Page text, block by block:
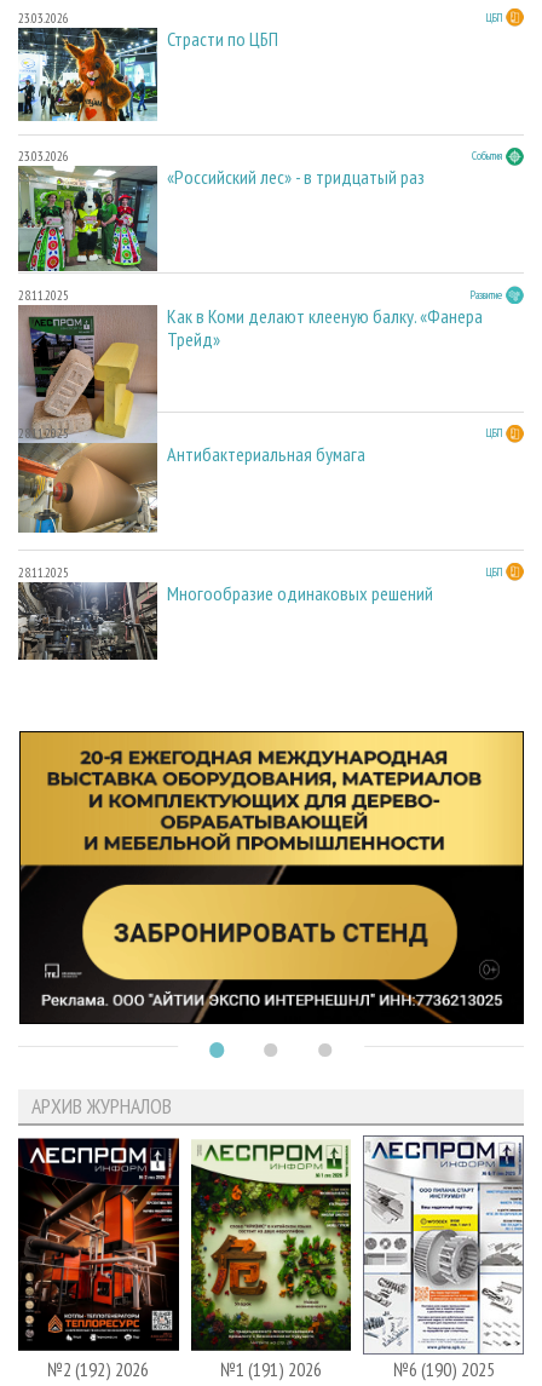
23.03.2026 ЦБП
Страсти по ЦБП
23.03.2026 События
«Российский лес» - в тридцатый раз
28.11.2025 Развитие
Как в Коми делают клееную балку. «Фанера
Трейд»
28.11.2025 ЦБП
Антибактериальная бумага
28.11.2025 ЦБП
Многообразие одинаковых решений
АРХИВ ЖУРНАЛОВ
№2 (192) 2026 №1 (191) 2026 №6 (190) 2025